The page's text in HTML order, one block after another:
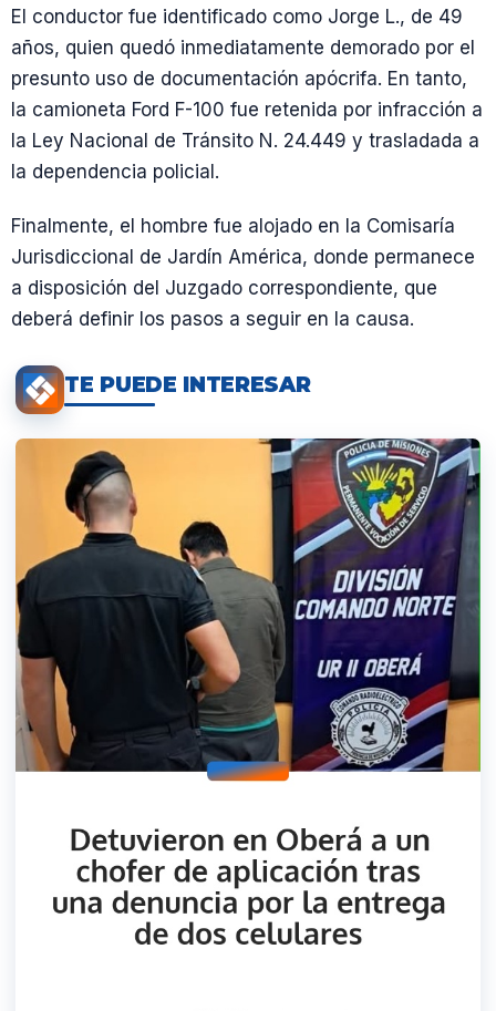
El conductor fue identificado como Jorge L., de 49
años, quien quedó inmediatamente demorado por el
presunto uso de documentación apócrifa. En tanto,
la camioneta Ford F-100 fue retenida por infracción a
la Ley Nacional de Tránsito N. 24.449 y trasladada a
la dependencia policial.
Finalmente, el hombre fue alojado en la Comisaría
Jurisdiccional de Jardín América, donde permanece
a disposición del Juzgado correspondiente, que
deberá definir los pasos a seguir en la causa.
TE PUEDE INTERESAR